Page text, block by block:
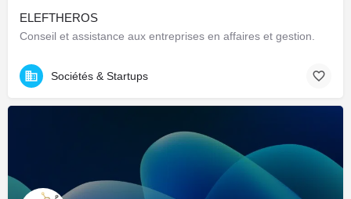
ELEFTHEROS
Conseil et assistance aux entreprises en affaires et gestion.
Sociétés & Startups